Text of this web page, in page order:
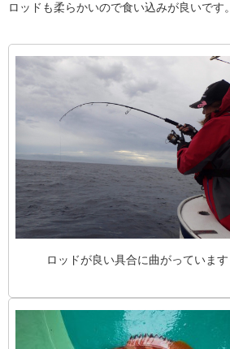
ロッドも柔らかいので食い込みが良いです。
ロッドが良い具合に曲がっています